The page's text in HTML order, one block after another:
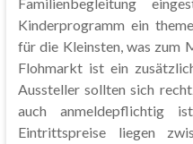
Kinderprogramm ein
für die Kleinsten, was zum
Flohmarkt ist ein
Aussteller sollten sich
auch anmeldepflichtig
Eintrittspreise liegen